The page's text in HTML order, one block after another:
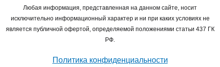
Любая информация, представленная на данном сайте, носит
исключительно информационный характер и ни при каких условиях не
является публичной офертой, определяемой положениями статьи 437 ГК
РФ.
Политика конфиденциальности